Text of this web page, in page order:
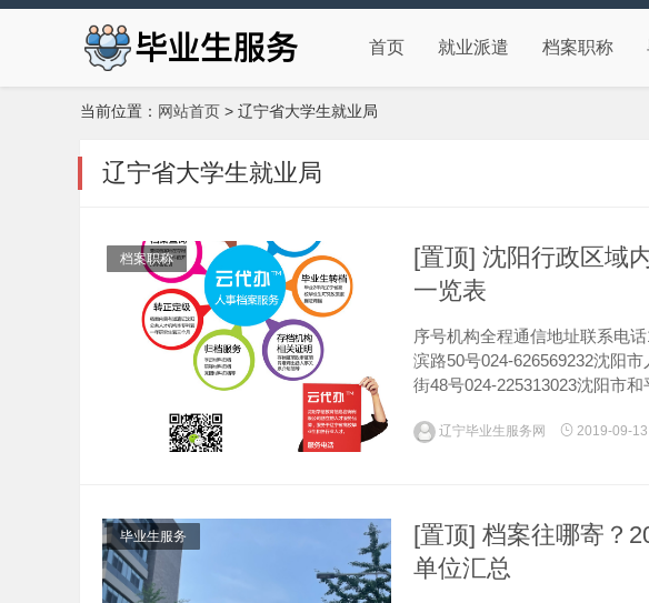
首页 就业派遣 档案职称
当前位置： 网站首页 > 辽宁省大学生就业局
辽宁省大学生就业局
[置顶] 沈阳行政区域
一览表
档案职称
序号机构全程通信地址联系电
滨路50号024-626569232沈阳
街48号024-225313023沈阳市
辽宁毕业生服务网 2019-09-13
[置顶] 档案往哪寄？
单位汇总
毕业生服务